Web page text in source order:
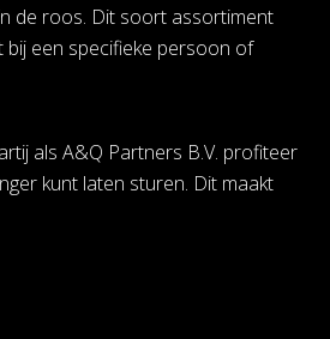
de roos. Dit soort assortiment
bij een specifieke persoon of
als A&Q Partners B.V. profiteer
kunt laten sturen. Dit maakt